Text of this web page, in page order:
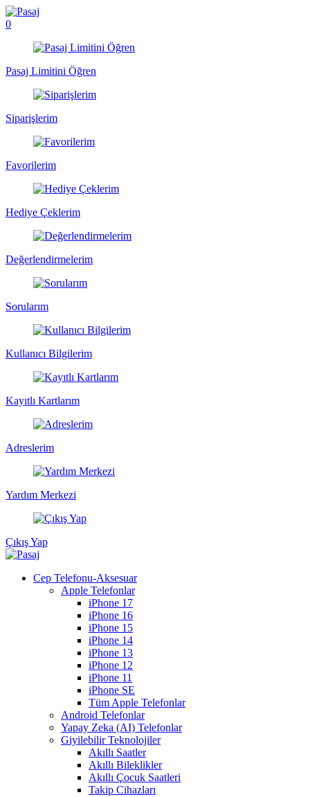
0
Pasaj Limitini Öğren
Siparişlerim
Favorilerim
Hediye Çeklerim
Değerlendirmelerim
Sorularım
Kullanıcı Bilgilerim
Kayıtlı Kartlarım
Adreslerim
Yardım Merkezi
Çıkış Yap
Cep Telefonu-Aksesuar
Apple Telefonlar
iPhone 17
iPhone 16
iPhone 15
iPhone 14
iPhone 13
iPhone 12
iPhone 11
iPhone SE
Tüm Apple Telefonlar
Android Telefonlar
Yapay Zeka (AI) Telefonlar
Giyilebilir Teknolojiler
Akıllı Saatler
Akıllı Bileklikler
Akıllı Çocuk Saatleri
Takip Cihazları